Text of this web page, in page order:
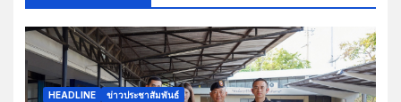
HEADLINE ข่าวประชาสัมพันธ์